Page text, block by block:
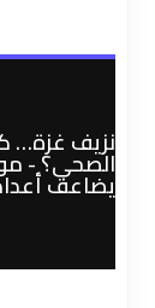
نزيف غزة…
الصحي؟ -
يضاعف